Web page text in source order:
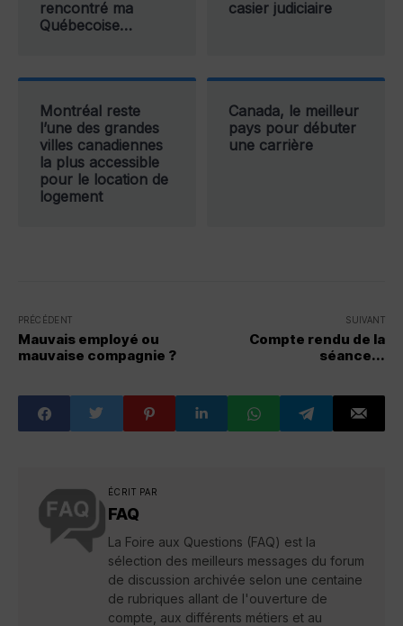
rencontré ma
Québecoise…
casier judiciaire
Montréal reste
l’une des grandes
villes canadiennes
la plus accessible
pour le location de
logement
Canada, le meilleur
pays pour débuter
une carrière
PRÉCÉDENT
Mauvais employé ou
mauvaise compagnie ?
SUIVANT
Compte rendu de la
séance...
ÉCRIT PAR
FAQ
La Foire aux Questions (FAQ) est la
sélection des meilleurs messages du forum
de discussion archivée selon une centaine
de rubriques allant de l'ouverture de
compte, aux différents métiers et au